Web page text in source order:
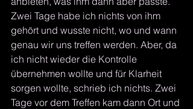
Zwei Tage habe ich nichts von ihm
gehört und wusste nicht, wo und wann
genau wir uns treffen werden. Aber, da
ich nicht wieder die Kontrolle
übernehmen wollte und für Klarheit
sorgen wollte, schrieb ich nichts. Zwei
Tage vor dem Treffen kam dann Ort und